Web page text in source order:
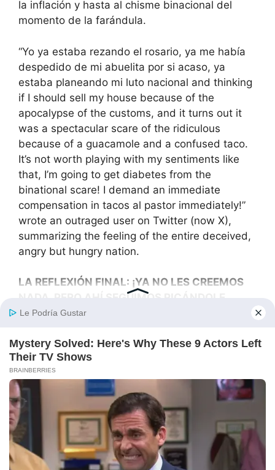
la inflación y hasta al chisme binacional del
momento de la farándula.
“Yo ya estaba rezando el rosario, ya me había
despedido de mi abuelita por si acaso, ya
estaba planeando mi luto nacional and thinking
if I should sell my house because of the
apocalypse of the customs, and it turns out it
was a spectacular scare of the ridiculous
because of a guacamole and a confused taco.
It’s not worth playing with my sentiments like
that, I’m going to get diabetes from the
binational scare! I demand an immediate
compensation in tacos al pastor immediately!”
wrote an outraged user on Twitter (now X),
summarizing the feeling of the entire deceived,
angry but hungry nation.
LA REFLEXIÓN FINAL: ¡YA NO LES CREEMOS
NADA, PERO AHÍ SEGUIMOS PICÁNDOLE
COMO ADICTOS BINACIONALES!
Raza, esta notificación nos deja una lección de
vida dolorosa y verdadera que seguramente
vamos a olvidar para mañana a primera hora.
Nos volvieron a aplicar la “ chamaqueada” nivel
Dios binacional. Caímos redonditos en la
trampa del “Ver más“, como niños chiquitos con
un dulce envenenedo afuera de la escuela que
les promete súper poderes.